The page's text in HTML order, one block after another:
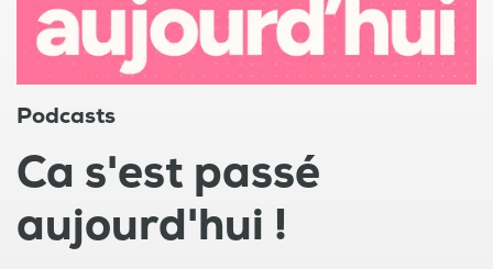
Podcasts
Ca s'est passé
aujourd'hui !